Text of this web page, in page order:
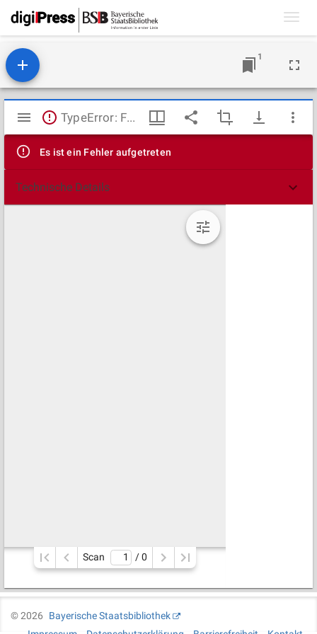
1
Mirador
Viewer
TypeError: Failed to fetch
Es ist ein Fehler aufgetreten
Technische Details
Scan / 0
©2026
Bayerische Staatsbibliothek